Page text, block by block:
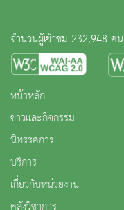
จำนวนผู้เข้าชม 232,948 คน
หน้าหลัก
ข่าวและกิจกรรม
นิทรรศการ
บริการ
เกี่ยวกับหน่วยงาน